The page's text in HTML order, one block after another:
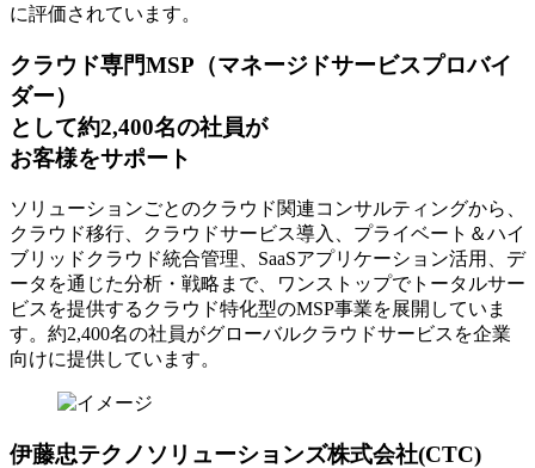
に評価されています。
クラウド専門MSP （マネージドサービスプロバイ
ダー）
として約2,400名の社員が
お客様をサポート
ソリューションごとのクラウド関連コンサルティングから、
クラウド移行、クラウドサービス導入、プライベート＆ハイ
ブリッドクラウド統合管理、SaaSアプリケーション活用、デ
ータを通じた分析・戦略まで、ワンストップでトータルサー
ビスを提供するクラウド特化型のMSP事業を展開していま
す。約2,400名の社員がグローバルクラウドサービスを企業
向けに提供しています。
伊藤忠テクノソリューションズ株式会社(CTC)